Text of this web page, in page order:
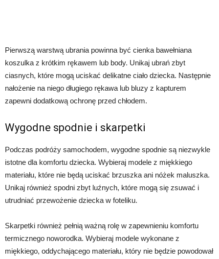
Pierwszą warstwą ubrania powinna być cienka bawełniana
koszulka z krótkim rękawem lub body. Unikaj ubrań zbyt
ciasnych, które mogą uciskać delikatne ciało dziecka. Następnie
nałożenie na niego długiego rękawa lub bluzy z kapturem
zapewni dodatkową ochronę przed chłodem.
Wygodne spodnie i skarpetki
Podczas podróży samochodem, wygodne spodnie są niezwykle
istotne dla komfortu dziecka. Wybieraj modele z miękkiego
materiału, które nie będą uciskać brzuszka ani nóżek maluszka.
Unikaj również spodni zbyt luźnych, które mogą się zsuwać i
utrudniać przewożenie dziecka w foteliku.
Skarpetki również pełnią ważną rolę w zapewnieniu komfortu
termicznego noworodka. Wybieraj modele wykonane z
miękkiego, oddychającego materiału, który nie będzie powodował